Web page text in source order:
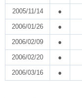
2005/11/14 ●
2006/01/26 ●
2006/02/09 ●
2006/02/20 ●
2006/03/16 ●